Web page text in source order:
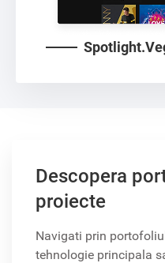
Descopera
proiecte
Navigati prin
tehnologie principala